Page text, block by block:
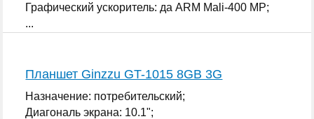
Графический ускоритель: да ARM Mali-400 MP;
...
Планшет Ginzzu GT-1015 8GB 3G
Назначение: потребительский;
Диагональ экрана: 10.1";